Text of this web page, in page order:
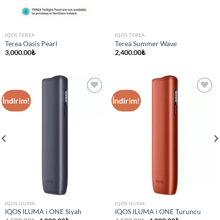
IQOS TEREA
Terea Oasis Pearl
3,000.00₺
IQOS TEREA
Terea Summer Wave
2,400.00₺
İndirim!
IQOS ILUMA
IQOS ILUMA i ONE Siyah
İndirim!
IQOS ILUMA
IQOS ILUMA i ONE Turuncu